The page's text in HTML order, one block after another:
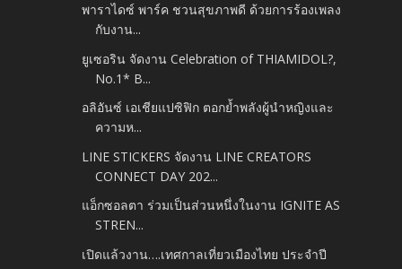
พาราไดซ์ พาร์ค ชวนสุขภาพดี ด้วยการร้องเพลง
กับงาน...
ยูเซอริน จัดงาน Celebration of THIAMIDOL?,
No.1* B...
อลิอันซ์ เอเชียแปซิฟิก ตอกย้ำพลังผู้นำหญิงและ
ความห...
LINE STICKERS จัดงาน LINE CREATORS
CONNECT DAY 202...
แอ็กซอลตา ร่วมเป็นส่วนหนึ่งในงาน IGNITE AS
STREN...
เปิดแล้วงาน….เทศกาลเที่ยวเมืองไทย ประจำปี